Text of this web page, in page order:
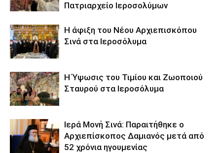
Πατριαρχείο Ιεροσολύμων
Η άφιξη του Νέου Αρχιεπισκόπου
Σινά στα Ιεροσόλυμα
Η Ύψωσις του Τιμίου και Ζωοποιού
Σταυρού στα Ιεροσόλυμα
Ιερά Μονή Σινά: Παραιτήθηκε ο
Αρχιεπίσκοπος Δαμιανός μετά από
52 χρόνια ηγουμενίας